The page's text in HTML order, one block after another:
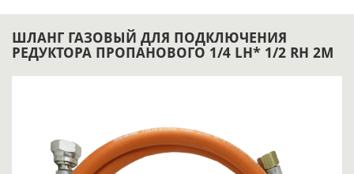
ШЛАНГ ГАЗОВЫЙ ДЛЯ ПОДКЛЮЧЕНИЯ
РЕДУКТОРА ПРОПАНОВОГО 1/4 LH* 1/2 RH 2М